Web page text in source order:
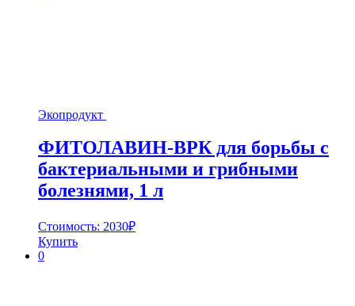
Экопродукт
ФИТОЛАВИН-ВРК для борьбы с
бактериальными и грибными
болезнями, 1 л
Стоимость: 2030₽
Купить
0